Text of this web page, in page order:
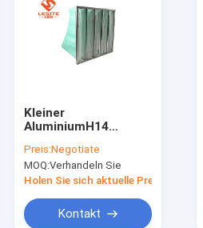
Kleiner
AluminiumH14
Widerstand-
Glasfaser-21mm,
Taschen-Luftfilter
Preis:Negotiate
MOQ:Verhandeln Sie
Holen Sie sich aktuelle Preis
Kontakt